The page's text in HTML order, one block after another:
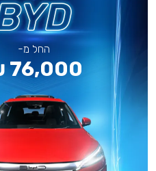
החל מ-
76,000 ₪